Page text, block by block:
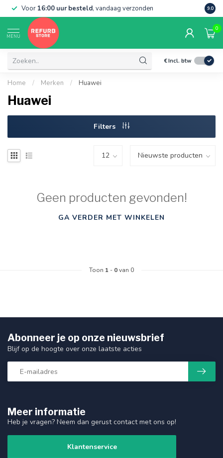
Voor 16:00 uur besteld, vandaag verzonden 9.0
MENU
0
€Incl. btw
Home / Merken / Huawei
Huawei
Filters
Geen producten gevonden!
GA VERDER MET WINKELEN
Toon 1 - 0van 0
Meer informatie
Heb je vragen? Neem dan gerust contact met ons op!
Klantenservice
Abonneer je op onze nieuwsbrief
Blijf op de hoogte over onze laatste acties